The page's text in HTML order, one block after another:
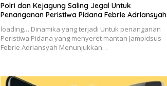
Polri dan Kejagung Saling Jegal Untuk
Penanganan Peristiwa Pidana Febrie Adriansyah
loading… Dinamika yang terjadi Untuk penanganan
Peristiwa Pidana yang menyeret mantan Jampidsus
Febrie Adriansyah Menunjukkan…